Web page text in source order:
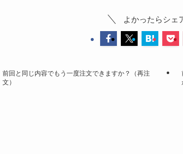
よかったらシェ
前回と同じ内容でもう一度注文できますか？（再注
文）